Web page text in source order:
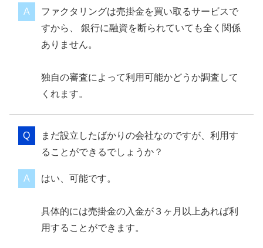
ファクタリングは売掛金を買い取るサービスで
すから、 銀行に融資を断られていても全く関係
ありません。
独自の審査によって利用可能かどうか調査して
くれます。
まだ設立したばかりの会社なのですが、利用す
ることができるでしょうか？
はい、可能です。
具体的には売掛金の入金が３ヶ月以上あれば利
用することができます。